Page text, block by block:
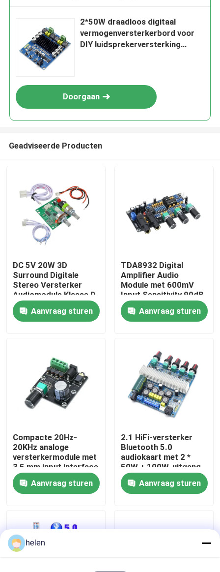
Thuis
Producten
Fabriekstour
Kwaliteitscontrole
Neem contact met ons op
Nieuws
Blog
2*50W draadloos digitaal
vermogenversterkerbord voor
DIY luidsprekerversterking
Doorgaan
Geadviseerde Producten
DC 5V 20W 3D
Surround Digitale
Stereo Versterker
Audiomodule Klasse D
Versterker Board
Aanvraag sturen
TDA8932 Digital
Amplifier Audio
Module met 600mV
Input Sensitivity 90dB
SNR en 3W Output
PowerAanvraag sturen
Compacte 20Hz-
20KHz analoge
versterkermodule met
3,5 mm input interface
en zilveren afwerking
Aanvraag sturen
2.1 HiFi-versterker
Bluetooth 5.0
audiokaart met 2 *
50W + 100W-uitgang
en DC12 ~ 24V-
voedingAanvraag sturen
helen